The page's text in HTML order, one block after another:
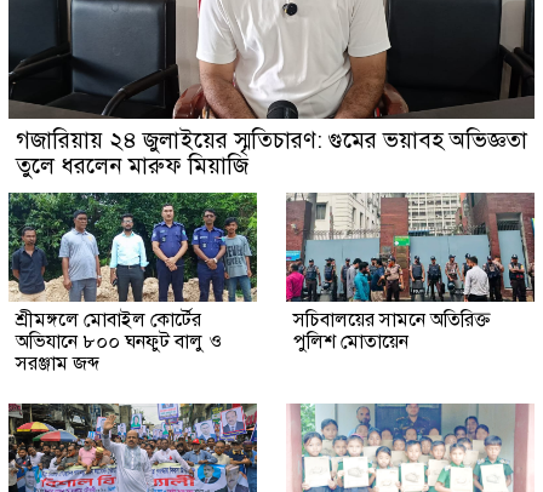
গজারিয়ায় ২৪ জুলাইয়ের স্মৃতিচারণ: গুমের ভয়াবহ অভিজ্ঞতা
তুলে ধরলেন মারুফ মিয়াজি
শ্রীমঙ্গলে মোবাইল কোর্টের
অভিযানে ৮০০ ঘনফুট বালু ও
সরঞ্জাম জব্দ
সচিবালয়ের সামনে অতিরিক্ত
পুলিশ মোতায়েন